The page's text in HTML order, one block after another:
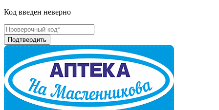
Код введен неверно